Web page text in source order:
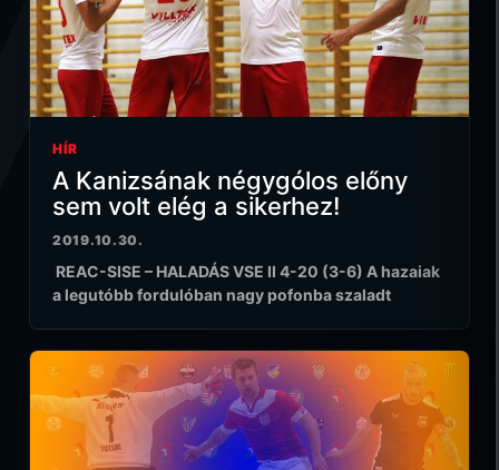
HÍR
A Kanizsának négygólos előny
sem volt elég a sikerhez!
2019.10.30.
REAC-SISE – HALADÁS VSE II 4-20 (3-6) A hazaiak
a legutóbb fordulóban nagy pofonba szaladt